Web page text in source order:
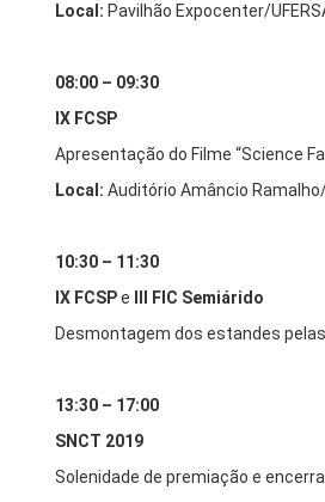
Local: Pavilhão Expocenter/
08:00 – 09:30
IX FCSP
Apresentação do Filme “Science
Local: Auditório Amâncio Ramalho/
10:30 – 11:30
IX FCSPe
III FIC Semiárido
Desmontagem dos estandes
13:30 – 17:00
SNCT 2019
Solenidade de premiação e